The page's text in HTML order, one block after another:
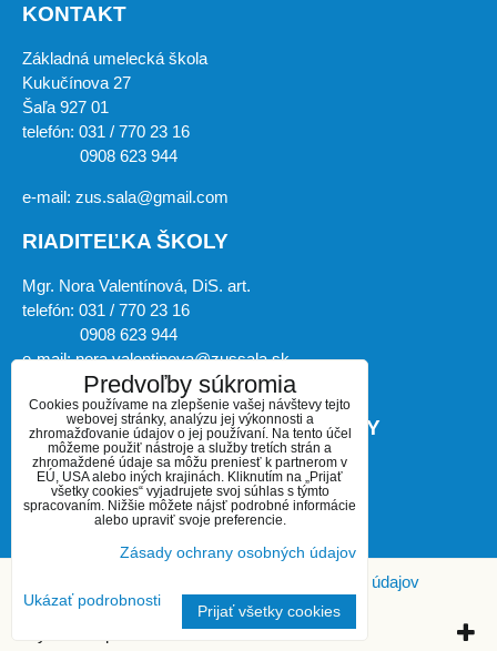
KONTAKT
Základná umelecká škola
Kukučínova 27
Šaľa 927 01
telefón: 031 / 770 23 16
0908 623 944
e-mail: zus.sala@gmail.com
RIADITEĽKA ŠKOLY
Mgr. Nora Valentínová, DiS. art.
telefón: 031 / 770 23 16
0908 623 944
e-mail: nora.valentinova@zussala.sk
ZÁSTUPKYŇA RIADITEĽKY ŠKOLY
Mgr. art. Miroslava Košíková, PhD.
telefón: 031 / 770 23 16
0908 623 944
e-mail: kosikova.ho@zussala.sk
Zásady ochrany osobných údajov
BiznisWeb.sk
Predvoľby súkromia
Cookies používame na zlepšenie vašej návštevy tejto
webovej stránky, analýzu jej výkonnosti a
zhromažďovanie údajov o jej používaní. Na tento účel
môžeme použiť nástroje a služby tretích strán a
zhromaždené údaje sa môžu preniesť k partnerom v
EÚ, USA alebo iných krajinách. Kliknutím na „Prijať
všetky cookies“ vyjadrujete svoj súhlas s týmto
spracovaním. Nižšie môžete nájsť podrobné informácie
alebo upraviť svoje preferencie.
Zásady ochrany osobných údajov
Ukázať podrobnosti
Prijať všetky cookies